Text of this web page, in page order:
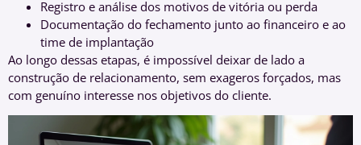
Registro e análise dos motivos de vitória ou perda
Documentação do fechamento junto ao financeiro e ao
time de implantação
Ao longo dessas etapas, é impossível deixar de lado a
construção de relacionamento, sem exageros forçados, mas
com genuíno interesse nos objetivos do cliente.